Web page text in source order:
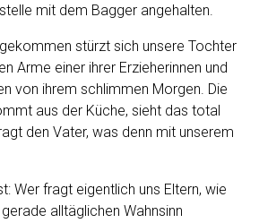
mit dem Bagger angehalten.
stürzt sich unsere Tochter
Arme einer ihrer Erzieherinnen und
von ihrem schlimmen Morgen. Die
aus der Küche, sieht das total
den Vater, was denn mit unserem
Wer fragt eigentlich uns Eltern, wie
alltäglichen Wahnsinn